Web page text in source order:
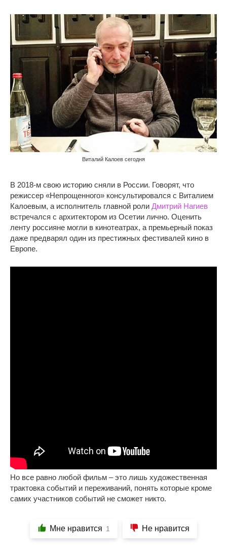
Виталий Калоев сегодня
В 2018-м свою историю сняли в России. Говорят, что
режиссер «Непрощенного» консультировался с Виталием
Калоевым, а исполнитель главной роли Дмитрий Нагиев
встречался с архитектором из Осетии лично. Оценить
ленту россияне могли в кинотеатрах, а премьерный показ
даже предварял один из престижных фестивалей кино в
Европе.
Но все равно любой фильм – это лишь художественная
трактовка событий и переживаний, понять которые кроме
самих участников событий не сможет никто.
Мне нравится 1 Не нравится